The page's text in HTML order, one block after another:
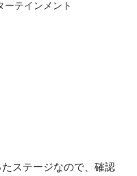
ーテインメント
ステージなので、確認